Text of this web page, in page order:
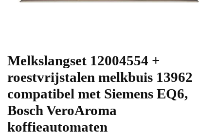
Melkslangset 12004554 +
roestvrijstalen melkbuis 13962
compatibel met Siemens EQ6,
Bosch VeroAroma
koffieautomaten